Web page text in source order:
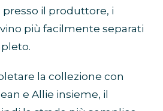
il produttore, i
più facilmente separati
la collezione con
e Allie insieme, il